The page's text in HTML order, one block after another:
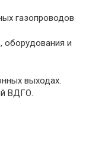
газопроводов
оборудования и
выходах.
ВДГО.